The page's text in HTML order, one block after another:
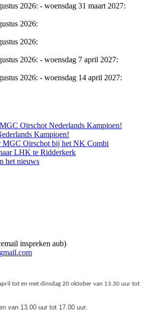
2026: - woensdag 31 maart 2027:
2026:
2026:
2026: - woensdag 7 april 2027:
2026: - woensdag 14 april 2027:
Oirschot Nederlands Kampioen!
Kampioen!
MGC Oirschot bij het NK Combi
LHK te Ridderkerk
het nieuws
inspreken aub)
tot en met dinsdag 20 oktober van 13.30 uur tot
van 13.00 uur tot 17.00 uur: